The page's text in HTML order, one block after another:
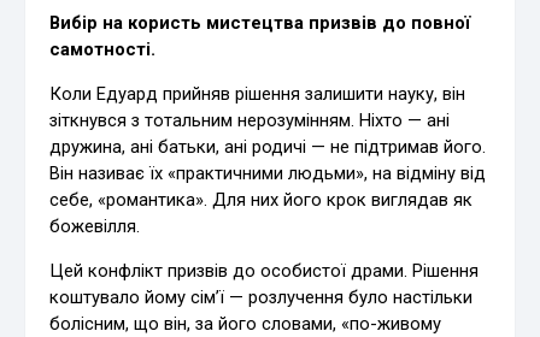
Вибір на користь мистецтва призвів до повної
самотності.
Коли Едуард прийняв рішення залишити науку, він
зіткнувся з тотальним нерозумінням. Ніхто — ані
дружина, ані батьки, ані родичі — не підтримав його.
Він називає їх «практичними людьми», на відміну від
себе, «романтика». Для них його крок виглядав як
божевілля.
Цей конфлікт призвів до особистої драми. Рішення
коштувало йому сім’ї — розлучення було настільки
болісним, що він, за його словами, «по-живому